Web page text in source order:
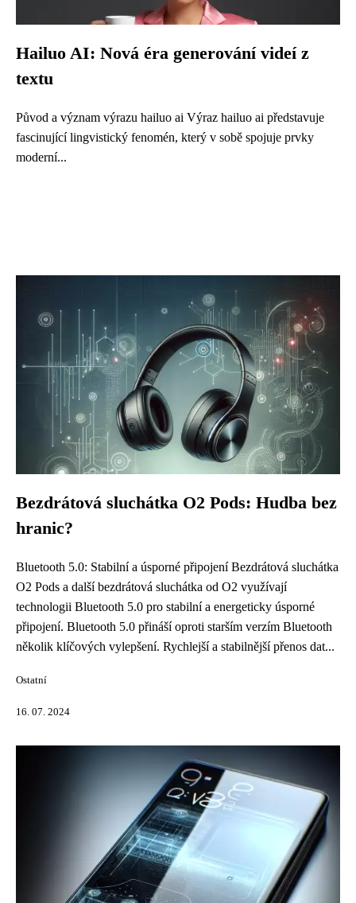
Hailuo AI: Nová éra generování videí z
textu
Původ a význam výrazu hailuo ai Výraz hailuo ai představuje
fascinující lingvistický fenomén, který v sobě spojuje prvky
moderní...
Bezdrátová sluchátka O2 Pods: Hudba bez
hranic?
Bluetooth 5.0: Stabilní a úsporné připojení Bezdrátová sluchátka
O2 Pods a další bezdrátová sluchátka od O2 využívají
technologii Bluetooth 5.0 pro stabilní a energeticky úsporné
připojení. Bluetooth 5.0 přináší oproti starším verzím Bluetooth
několik klíčových vylepšení. Rychlejší a stabilnější přenos dat...
Ostatní
16. 07. 2024